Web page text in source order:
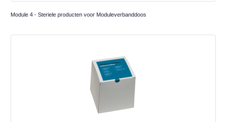
Module 4 - Steriele producten voor Moduleverbanddoos